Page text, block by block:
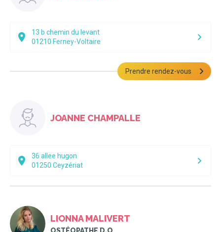
13 b chemin du levant
01210 Ferney-Voltaire
Prendre rendez-vous
JOANNE CHAMPALLE
36 allee hugon
01250 Ceyzériat
LIONNA MALIVERT
OSTÉOPATHE D.O